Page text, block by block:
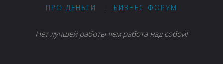
ПРО ДЕНЬГИ
| БИЗНЕС ФОРУМ
Нет лучшей работы чем работа над собой!